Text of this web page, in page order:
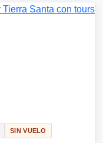
SIN VUELO